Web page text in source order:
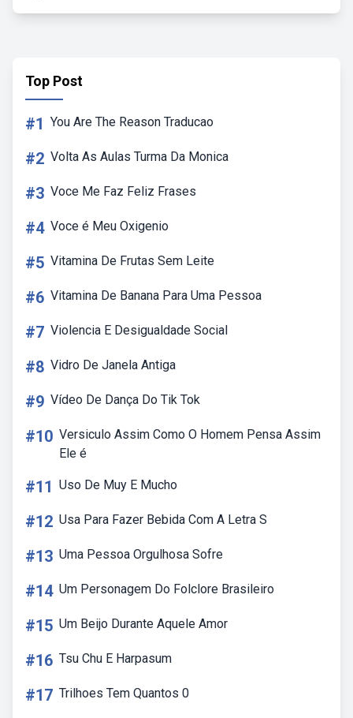
Top Post
#1 You Are The Reason Traducao
#2 Volta As Aulas Turma Da Monica
#3 Voce Me Faz Feliz Frases
#4 Voce é Meu Oxigenio
#5 Vitamina De Frutas Sem Leite
#6 Vitamina De Banana Para Uma Pessoa
#7 Violencia E Desigualdade Social
#8 Vidro De Janela Antiga
#9 Vídeo De Dança Do Tik Tok
#10 Versiculo Assim Como O Homem Pensa Assim
Ele é
#11 Uso De Muy E Mucho
#12 Usa Para Fazer Bebida Com A Letra S
#13 Uma Pessoa Orgulhosa Sofre
#14 Um Personagem Do Folclore Brasileiro
#15 Um Beijo Durante Aquele Amor
#16 Tsu Chu E Harpasum
#17 Trilhoes Tem Quantos 0